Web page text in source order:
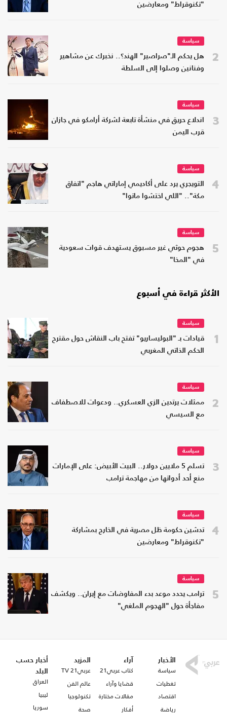
"تكنوقراط" ومعارضين
2
سياسة
هل يحكم الـ"صراصير" الهند؟.. نخبرك عن مشاهير
وفنانين وصلوا إلى السلطة
3
سياسة
اندلاع حريق في منشأة تابعة لشركة أرامكو في جازان
قرب اليمن
4
سياسة
التويجري يرد على أكاديمي إماراتي هاجم "اتفاق
مكة".. "اللي اختشوا ماتوا"
5
سياسة
هجوم حوثي غير مسبوق يستهدف قوات سعودية
في "المخا"
الأكثر قراءة في أسبوع
1
سياسة
قيادات بـ "البوليساريو" تفتح باب النقاش حول مقترح
الحكم الذاتي المغربي
2
سياسة
ممثلات يرتدين الزي العسكري.. ودعوات للاصطفاف
مع السيسي
3
سياسة
تسلم 5 ملايين دولار.. البيت الأبيض: على الإمارات
منع أحد أدواتها من مهاجمة ترامب
4
سياسة
تدشين حكومة ظل مصرية في الخارج بمشاركة
"تكنوقراط" ومعارضين
5
سياسة
ترامب يحدد موعد بدء المفاوضات مع إيران.. ويكشف
مفاجأة حول "الهجوم الملغي"
الأخبار
سياسة
تغطيات
اقتصاد
رياضة
آراء
كتاب عربي21
قضايا وآراء
مقالات مختارة
أفكار
المزيد
عربي21 TV
عالم الفن
تكنولوجيا
صحة
أخبار حسب
البلد
العراق
ليبيا
سوريا